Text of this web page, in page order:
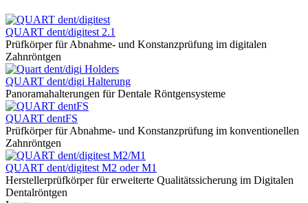
QUART dent/digitest 2.1
Prüfkörper für Abnahme- und Konstanzprüfung im digitalen
Zahnröntgen
QUART dent/digi Halterung
Panoramahalterungen für Dentale Röntgensysteme
QUART dentFS
Prüfkörper für Abnahme- und Konstanzprüfung im konventionellen
Zahnröntgen
QUART dent/digitest M2 oder M1
Herstellerprüfkörper für erweiterte Qualitätssicherung im Digitalen
Dentalröntgen